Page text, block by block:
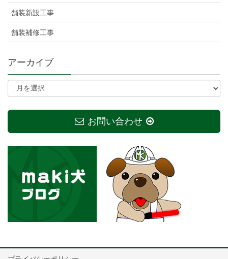
舗装新設工事
舗装補修工事
アーカイブ
お問い合わせ